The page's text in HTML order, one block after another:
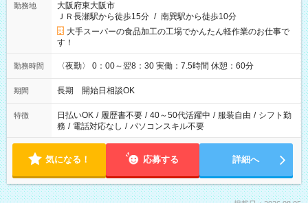
勤務地
大阪府東大阪市
ＪＲ長瀬駅から徒歩15分 / 南巽駅から徒歩10分
大手スーパーの食品加工の工場でかんたん軽作業のお仕事で
す！
勤務時間 〈夜勤〉 0：00～翌8：30 実働：7.5時間 休憩：60分
期間 長期 開始日相談OK
特徴 日払いOK / 履歴書不要 / 40～50代活躍中 / 服装自由 / シフト勤
務 / 電話対応なし / パソコンスキル不要
気になる！ 応募する 詳細へ